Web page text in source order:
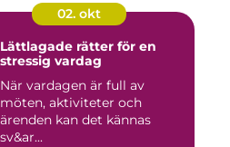
02. okt
Lättlagade rätter för en
stressig vardag
När vardagen är full av
möten, aktiviteter och
ärenden kan det kännas
sv&ar...